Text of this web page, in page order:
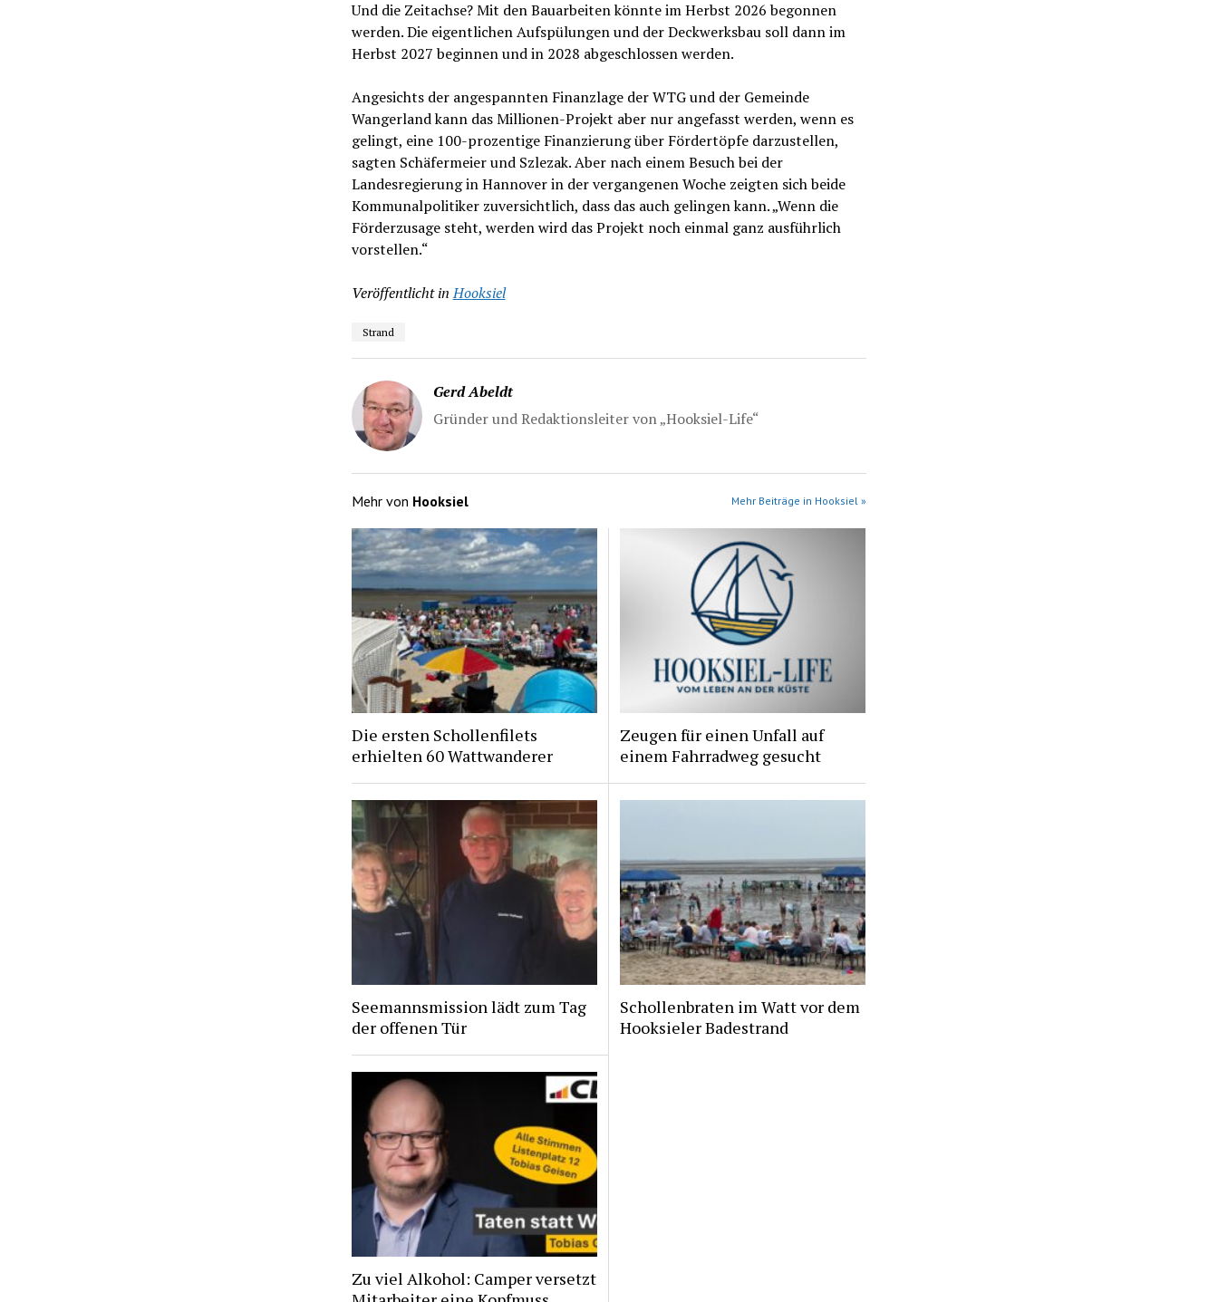
Und die Zeitachse? Mit den Bauarbeiten könnte im Herbst 2026 begonnen
werden. Die eigentlichen Aufspülungen und der Deckwerksbau soll dann im
Herbst 2027 beginnen und in 2028 abgeschlossen werden.
Angesichts der angespannten Finanzlage der WTG und der Gemeinde
Wangerland kann das Millionen-Projekt aber nur angefasst werden, wenn es
gelingt, eine 100-prozentige Finanzierung über Fördertöpfe darzustellen,
sagten Schäfermeier und Szlezak. Aber nach einem Besuch bei der
Landesregierung in Hannover in der vergangenen Woche zeigten sich beide
Kommunalpolitiker zuversichtlich, dass das auch gelingen kann. „Wenn die
Förderzusage steht, werden wird das Projekt noch einmal ganz ausführlich
vorstellen.“
Veröffentlicht in Hooksiel
Strand
Gerd Abeldt
Gründer und Redaktionsleiter von „Hooksiel-Life“
Mehr von Hooksiel Mehr Beiträge in Hooksiel »
Die ersten Schollenfilets
erhielten 60 Wattwanderer
Zeugen für einen Unfall auf
einem Fahrradweg gesucht
Seemannsmission lädt zum Tag
der offenen Tür
Schollenbraten im Watt vor dem
Hooksieler Badestrand
Zu viel Alkohol: Camper versetzt